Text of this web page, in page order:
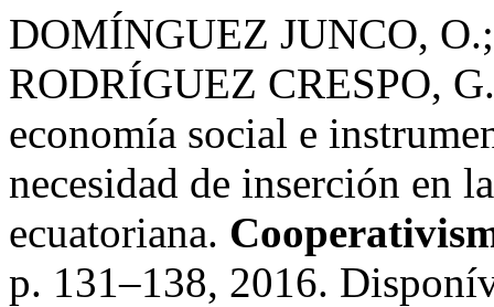
DOMÍNGUEZ JUNCO,
RODRÍGUEZ CRESPO,
economía social e
necesidad de inserción en
ecuatoriana.
p. 131–138, 2016.